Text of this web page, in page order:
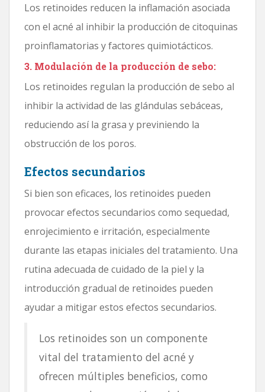
Los retinoides reducen la inflamación asociada
con el acné al inhibir la producción de citoquinas
proinflamatorias y factores quimiotácticos.
3. Modulación de la producción de sebo:
Los retinoides regulan la producción de sebo al
inhibir la actividad de las glándulas sebáceas,
reduciendo así la grasa y previniendo la
obstrucción de los poros.
Efectos secundarios
Si bien son eficaces, los retinoides pueden
provocar efectos secundarios como sequedad,
enrojecimiento e irritación, especialmente
durante las etapas iniciales del tratamiento. Una
rutina adecuada de cuidado de la piel y la
introducción gradual de retinoides pueden
ayudar a mitigar estos efectos secundarios.
Los retinoides son un componente
vital del tratamiento del acné y
ofrecen múltiples beneficios, como